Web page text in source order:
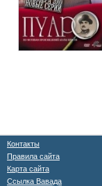
Контакты
Правила сайта
Карта сайта
Ссылка Вавада